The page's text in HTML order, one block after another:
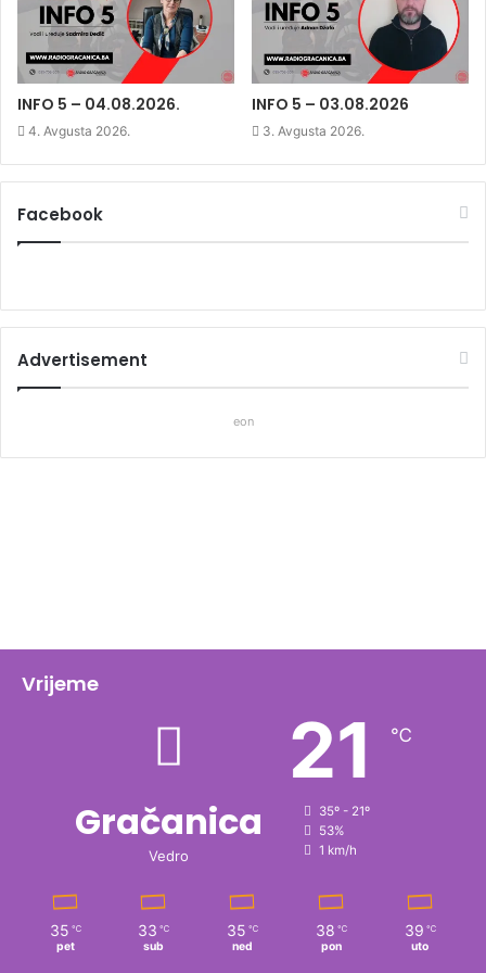
w
i
n
d
o
w
)
i
n
o
w
)
w
i
n
d
w
)
INFO 5 – 04.08.2026.
4. Avgusta 2026.
INFO 5 – 03.08.2026
3. Avgusta 2026.
Facebook
Advertisement
eon
Vrijeme
Gračanica
Vedro
21 ℃
35º - 21º
53%
1 km/h
35 ℃
pet
33 ℃
sub
35 ℃
ned
38 ℃
pon
39 ℃
uto